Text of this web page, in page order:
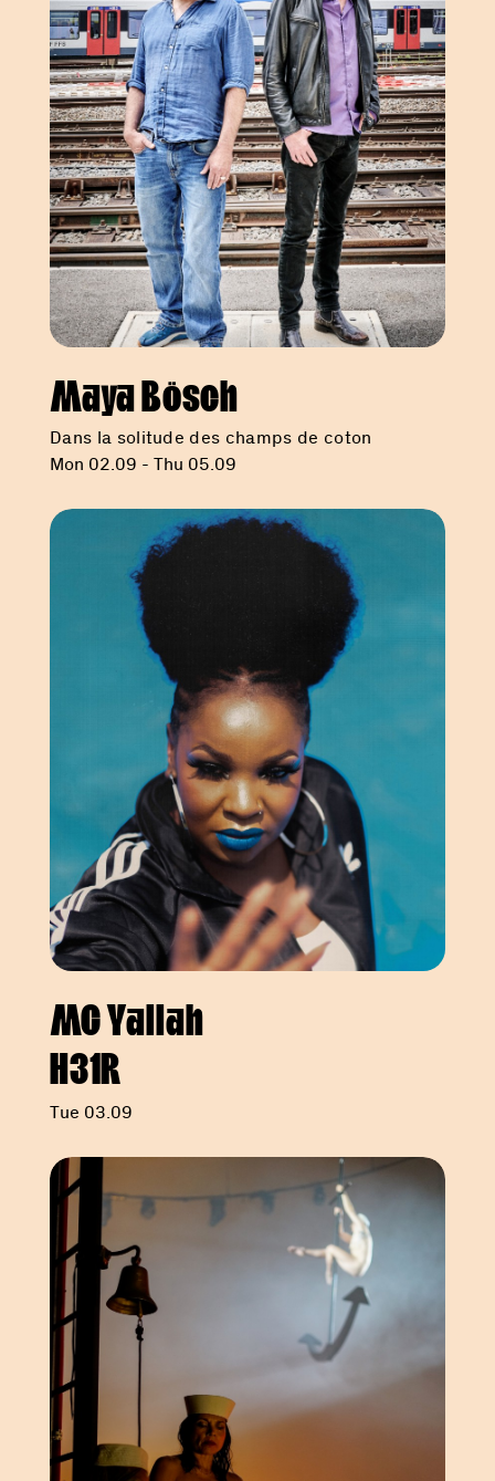
Maya Bösch
Dans la solitude des champs de coton
Mon 02.09 - Thu 05.09
MC Yallah
H31R
Tue 03.09